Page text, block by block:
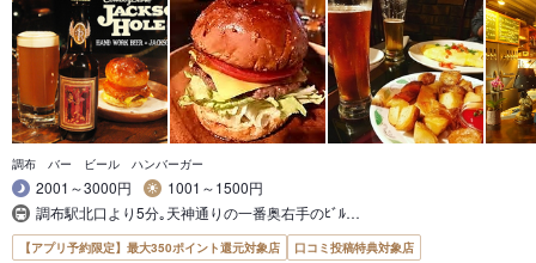
調布 バー ビール ハンバーガー
2001～3000円
1001～1500円
調布駅北口より5分｡天神通りの一番奥右手のﾋﾞﾙ…
【アプリ予約限定】最大350ポイント還元対象店 口コミ投稿特典対象店